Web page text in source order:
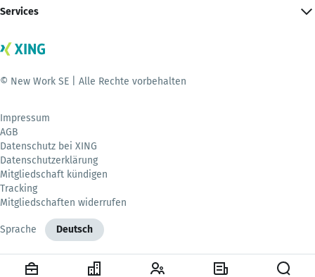
Services
© New Work SE | Alle Rechte vorbehalten
Impressum
AGB
Datenschutz bei XING
Datenschutzerklärung
Mitgliedschaft kündigen
Tracking
Mitgliedschaften widerrufen
Sprache Deutsch